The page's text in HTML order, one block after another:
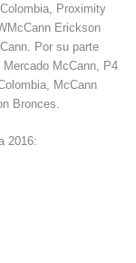
Proximity
Erickson
Por su parte
McCann, P4
McCann
Bronces.
2016: